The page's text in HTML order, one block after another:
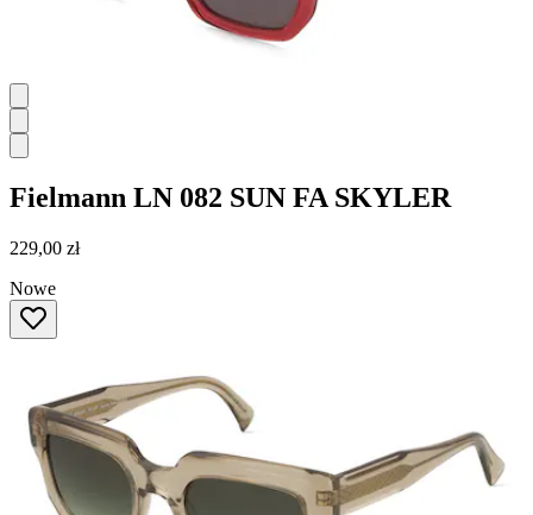
Fielmann LN 082 SUN FA SKYLER
229,00 zł
Nowe